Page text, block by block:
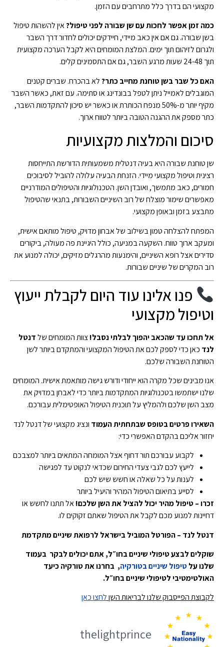
מקצועי הם בדרך כלל מתרחבים עם הזמן.
כמה זמן אפשר לחכות עם שן שבורה לפני טיפול?אין להשהות טיפול
בשן שבורה. גם אם אין כאב מיידי, חיידקים יכולים לחדור דרך השבר
ולגרום לזיהום תוך ימים. המלצת המומחים היא לקבל הערכה מקצועית
תוך 24-48 שעות מרגע השבר, גם אם התסמינים קלים.
האם כל שבר בשן טוחנת מחייב כתר?לא בהכרח. שברים קטנים
המוגבלים לאמייל ניתן לטפל בבונדינג או סתימה. עם זאת, כאשר השבר
מקיף יותר מ-50% מנפח הכותרת או כאשר יש סיכון להתקדמות השבר,
כתר מספק את ההגנה הטובה ביותר לטווח ארוך.
סיכום והמלצות מקצועיות
שן טוחנת שבורה היא בעיה דנטלית משמעותית הדורשת התייחסות
רצינית וטיפול מקצועי מיידי. הזנחת הבעיה עלולה להוביל לסיבוכים
חמורים, כאב מתמשך, ואובדן השן. הטכנולוגיות והטיפולים המודרניים
מאפשרים שימור מוצלח של רוב השיניים השבורות, בתנאי שהטיפול
מתבצע בזמן ובאופן מקצועי.
המפתח להצלחה טמון בשילוב של אבחון מדויק, טיפול מותאם אישית,
ומעקב ארוך טווח. השקעה במניעה, כולל היגיינת פה מעולה, ביקורים
סדירים אצל רופא השיניים, והימנעות מהרגלים מזיקים, יכולה למנוע את
רוב המקרים של שיניים שבורות.
פנו אלינו עוד היום לקבלת ייעוץ
וטיפול מקצועי
אל תחכו עד שהכאב יהפוך לבלתי נסבל!צוות המומחים שלדנטל
לנד כאן כדי לספק לכם את הטיפול המקצועי והמתקדם ביותר לשן
הטוחנת השבורה שלכם.
אנו מבינים שכל מקרה הוא ייחודי ודורש גישה מותאמת אישית. המומחים
שלנו ישתמשו בטכנולוגיות המתקדמות ביותר כדי לאבחן במדויק את
מצב השן שלכם ולהמליץ על תוכנית הטיפול האופטימלית עבורכם.
השאירו פרטים בטופס שבתחתית העמוד ונציג מקצועי של דנטל לנד
יחזור אליכם בהקדם האפשרי כדי:
לקבוע עבורכם תור דחוף אצל המומחה המתאים ביותר למצבכם
לייעץ לכם לגבי צעדי החירום שכדאי לנקוט עד לפגישה
לענות על כל שאלה או חשש שיש לכם
לסייע בתיאום הטיפול המהיר והיעיל ביותר
זכרו – טיפול מהיר יכול להציל את השן שלכם!אל תתנו לחשש או
דחיינות למנוע מכם לקבל את הטיפול שאתם זקוקים לו.
דנטל לנד – הפורטל המוביל בישראל לרפואת שיניים מתקדמת
שוקלים לבצע טיפולי שיניים בחו״ל, אתם יכולים לבקר בעמוד
שלנו עלטיפול שיניים בטורקיה, בחרנו את טורקיה כיעד
האולטימטיבי לטיפולי שיניים בחו״ל.
לקבוצת הפייסבוק שלנו לבריאות השןלחצו כאן
thelightprince